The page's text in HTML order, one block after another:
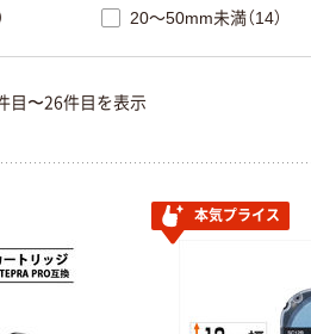
20～50mm未満（14）
目〜26件目を表示
本気プライス